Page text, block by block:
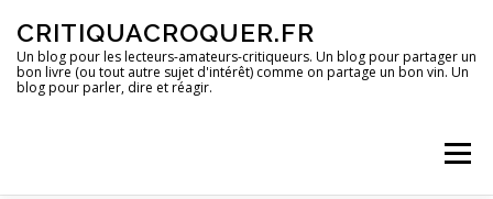
contenu
CRITIQUACROQUER.FR
Un blog pour les lecteurs-amateurs-critiqueurs. Un blog pour partager un
bon livre (ou tout autre sujet d'intérêt) comme on partage un bon vin. Un
blog pour parler, dire et réagir.
Menu